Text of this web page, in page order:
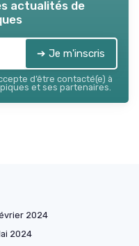
actualités de
➔ Je m'inscris
d’être contacté(e) à
et ses partenaires.
2024
2024